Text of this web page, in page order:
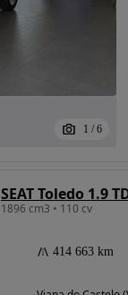
1 / 6
SEAT Toledo 1.9
1896 cm3 • 110 cv
414 663 km